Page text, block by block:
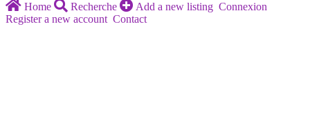
Home
Recherche Add a new listing Connexion
Register a new account Contact